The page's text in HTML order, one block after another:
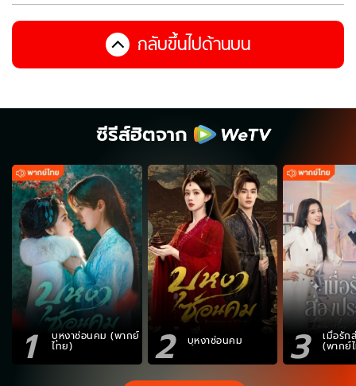
กลับขึ้นไปด้านบน
ซีรีส์ฮิตจาก
1 บุหงาซ่อนคม (พากย์
ไทย) 2 บุหงาซ่อนคม 3 เมื่อรัก
(พากย์